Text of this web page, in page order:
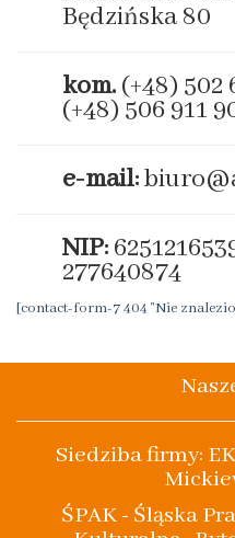
Będzińska 80
kom. (+48) 502
(+48) 506 911
e-mail:
NIP:
277640874
[contact-form-7 404 "Nie
Siedziba firmy:
ŚPAK - Śląska